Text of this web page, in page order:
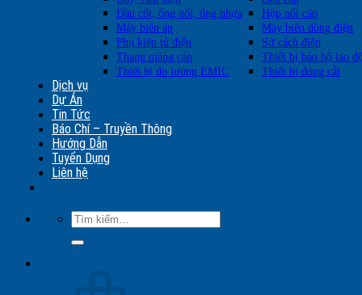
Đầu cốt, ống nối, ống nhựa
Hộp nối cáp
Máy biến áp
Máy biến dòng điện
Phụ kiện tủ điện
Sứ cách điện
Thang máng cáp
Thiết bị bảo hộ lao
Thiết bị đo lường EMIC
Thiết bị đóng cắt
Dịch vụ
Dự Án
Tin Tức
Báo Chí – Truyền Thông
Hướng Dẫn
Tuyển Dụng
Liên hệ
Tìm
kiếm: